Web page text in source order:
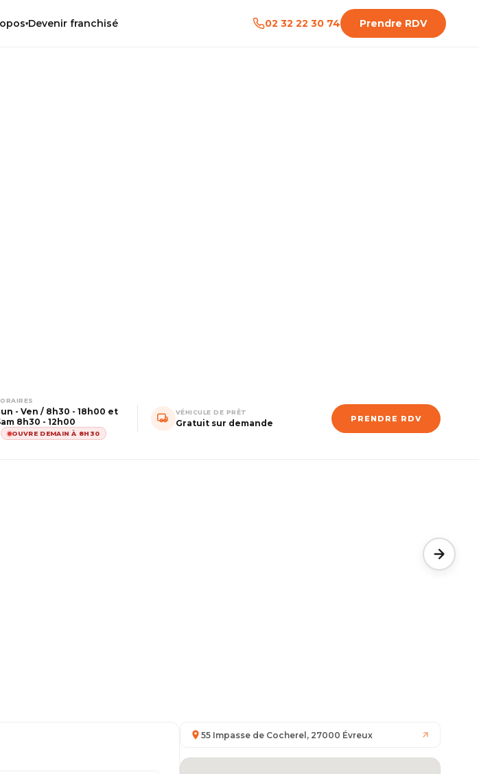
▾Devenir franchisé 02 32 22 30 74 Prendre RDV
- Ven / 8h30 - 18h00 et
8h30 - 12h00
OUVRE DEMAIN À 8H30
VÉHICULE DE PRÊT
Gratuit sur demande PRENDRE RDV
55 Impasse de Cocherel, 27000 Évreux